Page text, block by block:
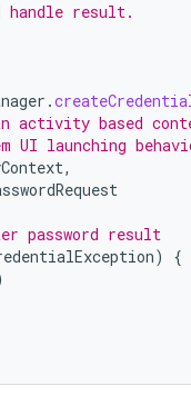
handle result.
.
activity based
UI launching
,
password result
)
{